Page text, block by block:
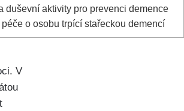
duševní aktivity pro prevenci demence
o osobu trpící stařeckou demencí
V